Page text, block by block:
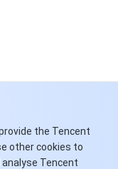
the Tencent
other cookies to
Tencent